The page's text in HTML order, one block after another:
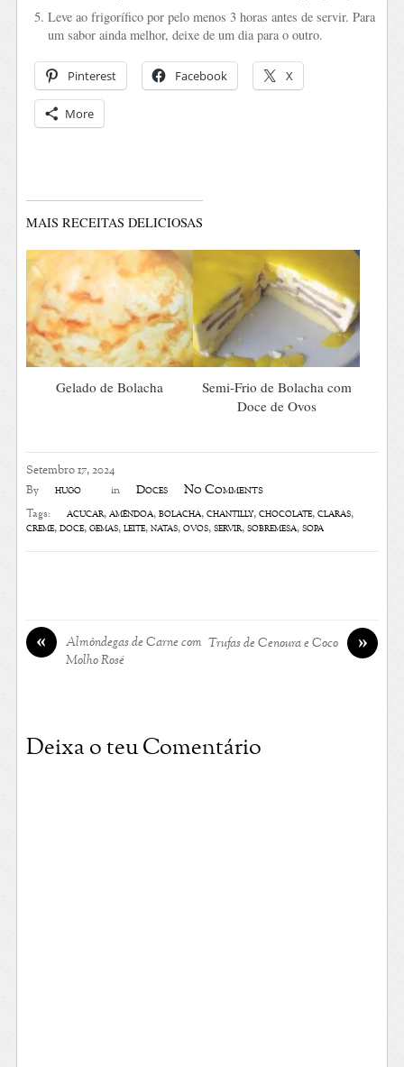
Setembro 17, 2024
By hugo in Doces No Comments
Tags: açúcar,amêndoa,bolacha,chantilly,chocolate,claras,
creme,doce,gemas,leite,natas,ovos,servir,sobremesa,sopa
Leve ao frigorífico por pelo menos 3 horas antes de servir. Para
um sabor ainda melhor, deixe de um dia para o outro.
Pinterest Facebook X
More
MAIS RECEITAS DELICIOSAS
Gelado de Bolacha
Semi-Frio de Bolacha com
Doce de Ovos
«
Almôndegas de Carne com
Molho Rosé
»
Trufas de Cenoura e Coco
Deixa o teu Comentário